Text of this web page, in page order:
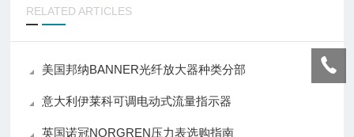
RELATED ARTICLES
美国邦纳BANNER光纤放大器种类分部
意大利伊莱科可调电动式流量指示器
英国诺冠NORGREN压力表选购指南